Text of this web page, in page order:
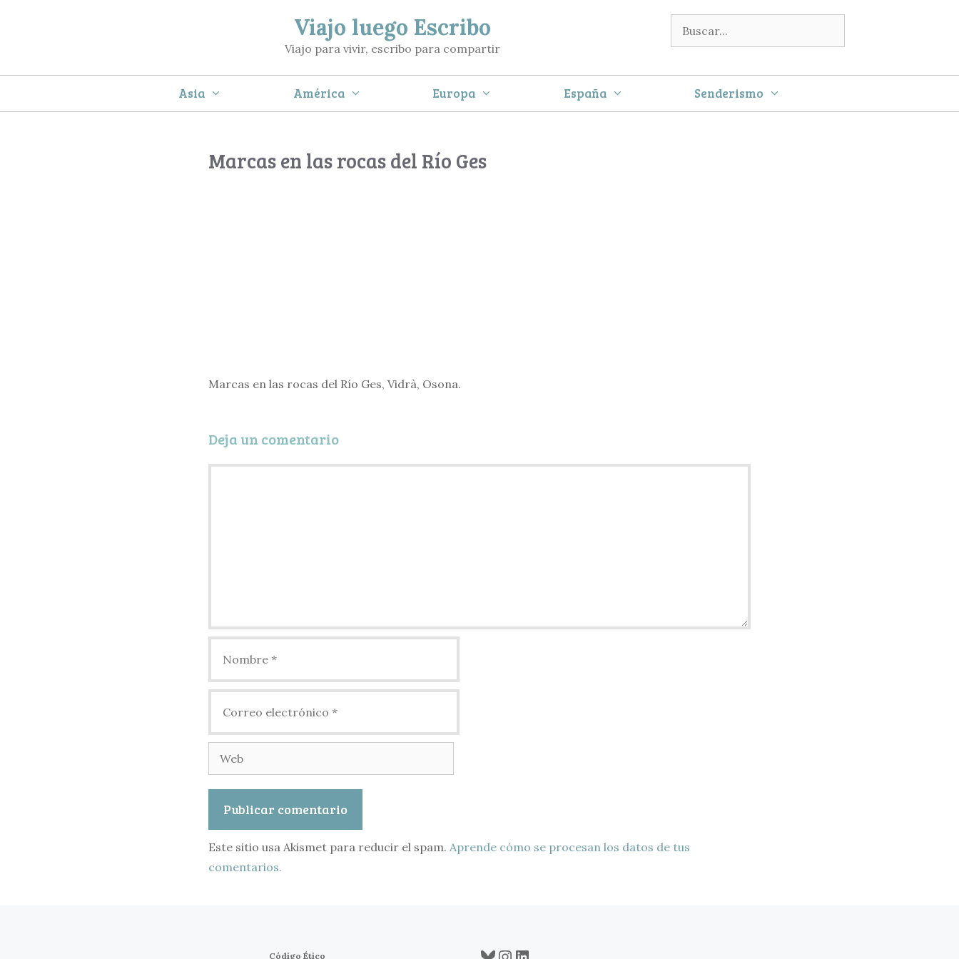
Buscar:
Viajo luego Escribo
Viajo para vivir, escribo para compartir
Asia América Europa España Senderismo
Marcas en las rocas del Río Ges
Marcas en las rocas del Río Ges, Vidrà, Osona.
Deja un comentario
electrónico
Web
Este sitio usa Akismet para reducir el spam. Aprende cómo se procesan los datos de tus
comentarios.
Código Ético